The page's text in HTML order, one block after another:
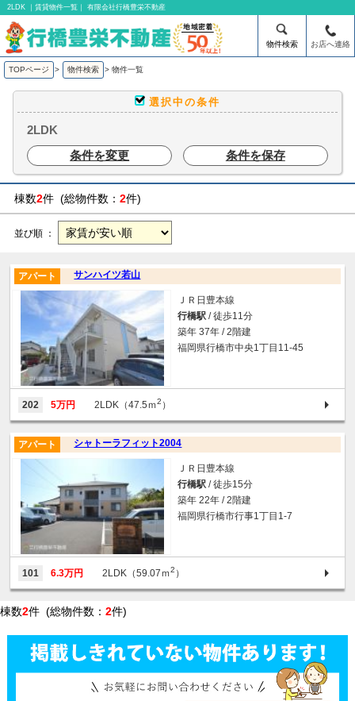
2LDK ｜賃貸物件一覧｜ 有限会社行橋豊栄不動産
物件検索 お店へ連絡
TOPページ > 物件検索 > 物件一覧
選択中の条件
2LDK
条件を変更
条件を保存
棟数2件 (総物件数： 2件)
並び順 ：
サンハイツ若山
アパート
ＪＲ日豊本線
行橋駅 / 徒歩11分
築年 37年 / 2階建
福岡県行橋市中央1丁目11-45
202 5万円 2LDK（47.5ｍ2 ）
シャトーラフィット2004
アパート
ＪＲ日豊本線
行橋駅 / 徒歩15分
築年 22年 / 2階建
福岡県行橋市行事1丁目1-7
101 6.3万円 2LDK（59.07ｍ2 ）
棟数2件 (総物件数： 2件)